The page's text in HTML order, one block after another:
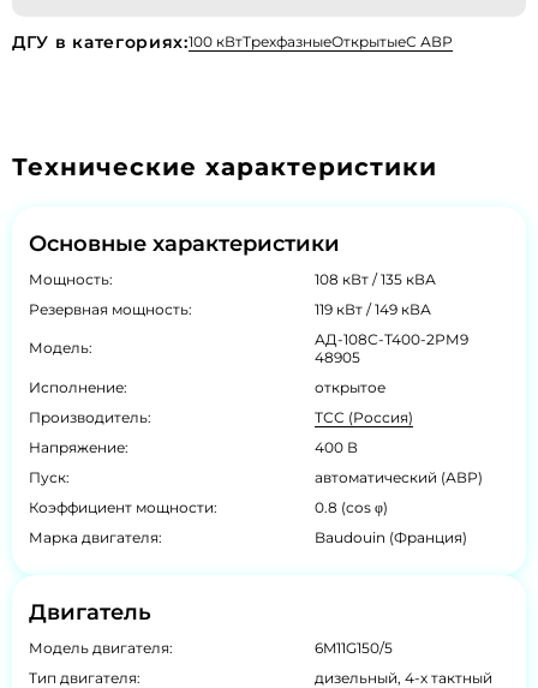
ДГУ в категориях:100 кВтТрехфазныеОткрытыеС АВР
Технические характеристики
Основные характеристики
Мощность:
108 кВт / 135 кВА
Резервная мощность:
119 кВт / 149 кВА
Модель:
АД-108С-Т400-2РМ9
48905
Исполнение:
открытое
Производитель:
ТСС (Россия)
Напряжение:
400 В
Пуск:
автоматический (АВР)
Коэффициент мощности:
0.8 (cos φ)
Марка двигателя:
Baudouin (Франция)
Двигатель
Модель двигателя:
6M11G150/5
Тип двигателя:
дизельный, 4-х тактный